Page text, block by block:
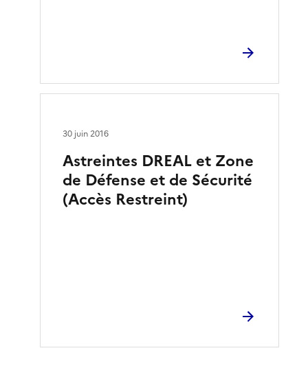
Astreintes DREAL et Zone
de Défense et de Sécurité
(Accès Restreint)
30 juin 2016